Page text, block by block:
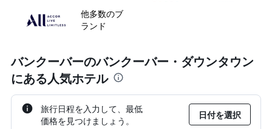
他多数のブ
ランド
バンクーバーのバンクーバー・ダウンタウン
にある人気ホテル
旅行日程を入力して、最低
価格を見つけましょう。
日付を選択